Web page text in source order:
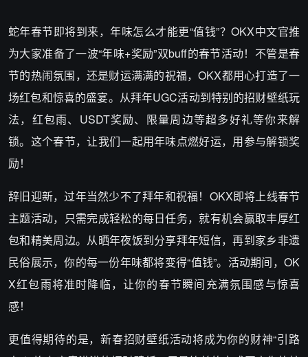
蛇年春节即将到来，年味怎么才能更“值钱”？OKX中文官推
为大家准备了一波“年味+奖励”双buff的春节活动！不管是春
节的热闹氛围，还是财运满满的祝福，OKX都用心打造了一
场红包和惊喜的盛宴。从拜年UGC活动到特别的招财壁纸玩
法，红包雨、USDT奖励、限量周边等超多好礼等你来解
锁。这个春节，让我们一起用年味点燃好运，用参与解锁奖
励！
辞旧迎新，过年当然少不了拜年和祝福！OKX即将上线春节
主题活动，只需完成轻松的每日任务，就有机会赢取丰厚红
包和精美周边。从晒年夜饭到分享拜年短信，再到家乡非遗
民俗展示，你的每一份年味都将变得“值钱”。活动期间，OK
X红包雨将准时降临，让你的春节瞬间充满氛围感与惊喜
感！
更值得期待的是，新春招财壁纸活动将成为你的财神“引路